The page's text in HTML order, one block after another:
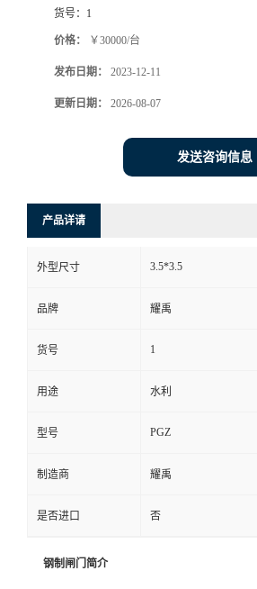
货号： 1
价格： ￥30000/台
发布日期： 2023-12-11
更新日期： 2026-08-07
发送咨询信息
产品详请
外型尺寸 3.5*3.5
品牌 耀禹
货号 1
用途 水利
型号 PGZ
制造商 耀禹
是否进口 否
钢制闸门简介